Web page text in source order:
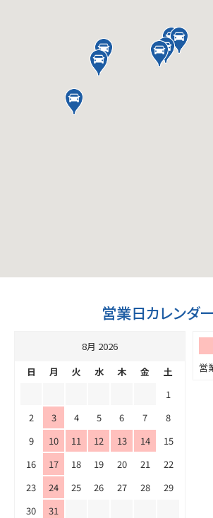
営業日カレンダー
営
8月 2026
日
月 火 水 木 金
土
1
2
3 4 5 6 7
8
9
10 11 12 13 14
15
16
17 18 19 20 21
22
23
24 25 26 27 28
29
30
31